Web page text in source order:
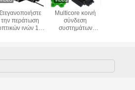
την περάτωση
ινών 12
ODVA IP68
Multicore κοινή
σύνδεση
συστημάτων
πυρήνων
οπτικών